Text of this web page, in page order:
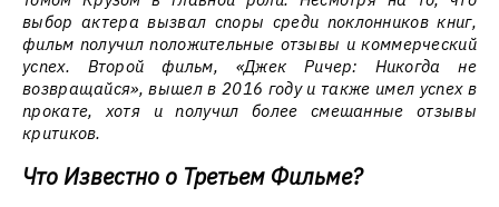
выбор актера вызвал споры среди поклонников книг,
фильм получил положительные отзывы и коммерческий
успех. Второй фильм, «Джек Ричер: Никогда не
возвращайся», вышел в 2016 году и также имел успех в
прокате, хотя и получил более смешанные отзывы
критиков.
Что Известно о Третьем Фильме?